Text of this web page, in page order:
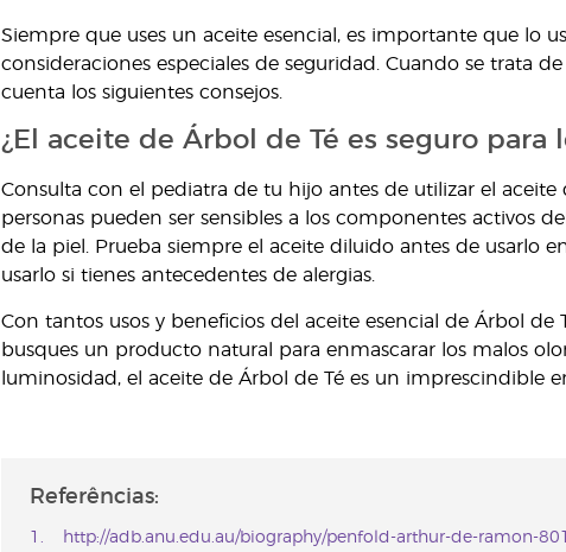
Siempre que uses un aceite esencial, es importante que lo
consideraciones especiales de seguridad. Cuando se trata
cuenta los siguientes consejos.
¿El aceite de Árbol de Té es seguro para
Consulta con el pediatra de tu hijo antes de utilizar el aceite
personas pueden ser sensibles a los componentes activos
de la piel. Prueba siempre el aceite diluido antes de usarlo
usarlo si tienes antecedentes de alergias.
Con tantos usos y beneficios del aceite esencial de Árbol de
busques un producto natural para enmascarar los malos
luminosidad, el aceite de Árbol de Té es un imprescindible
Referências:
http://adb.anu.edu.au/biography/penfold-arthur-de-ramon-